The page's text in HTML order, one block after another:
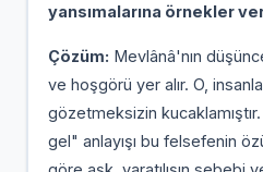
yansımalarına örnekler
Çözüm: Mevlânâ'nın
ve hoşgörü yer alır. O,
gözetmeksizin
gel" anlayışı bu felsefenin